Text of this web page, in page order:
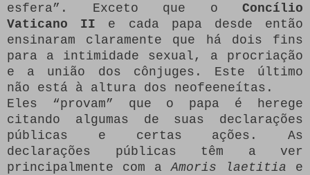
esfera”. Exceto que o Concílio
Vaticano II e cada papa desde então
ensinaram claramente que há dois fins
para a intimidade sexual, a procriação
e a união dos cônjuges. Este último
não está à altura dos neofeeneítas.
Eles “provam” que o papa é herege
citando algumas de suas declarações
públicas e certas ações. As
declarações públicas têm a ver
principalmente com aAmoris laetitia e